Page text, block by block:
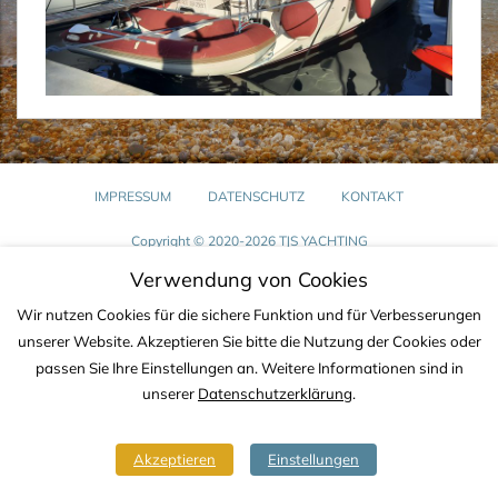
IMPRESSUM DATENSCHUTZ KONTAKT
Copyright © 2020-2026 TJS YACHTING
Verwendung von Cookies
Wir nutzen Cookies für die sichere Funktion und für Verbesserungen
unserer Website. Akzeptieren Sie bitte die Nutzung der Cookies oder
passen Sie Ihre Einstellungen an. Weitere Informationen sind in
unserer Datenschutzerklärung.
Akzeptieren Einstellungen